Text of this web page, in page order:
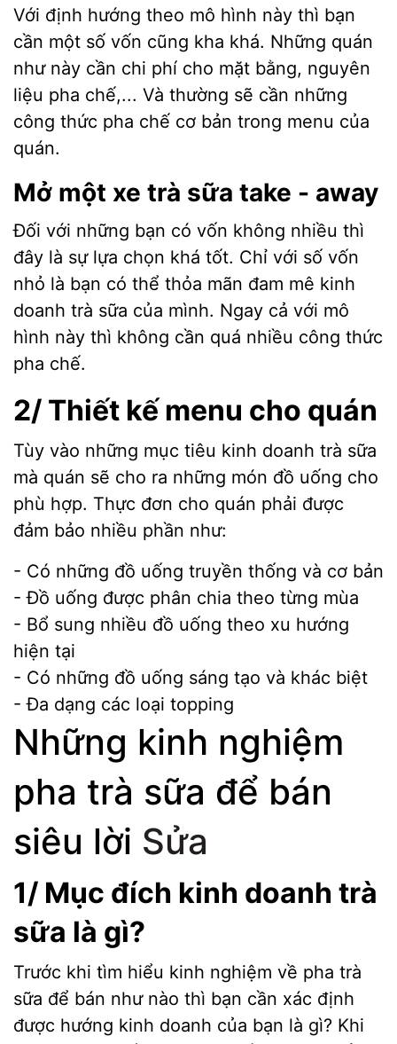
Với định hướng theo mô hình này thì bạn
cần một số vốn cũng kha khá. Những quán
như này cần chi phí cho mặt bằng, nguyên
liệu pha chế,... Và thường sẽ cần những
công thức pha chế cơ bản trong menu của
quán.
Mở một xe trà sữa take - away
Đối với những bạn có vốn không nhiều thì
đây là sự lựa chọn khá tốt. Chỉ với số vốn
nhỏ là bạn có thể thỏa mãn đam mê kinh
doanh trà sữa của mình. Ngay cả với mô
hình này thì không cần quá nhiều công thức
pha chế.
2/ Thiết kế menu cho quán
Tùy vào những mục tiêu kinh doanh trà sữa
mà quán sẽ cho ra những món đồ uống cho
phù hợp. Thực đơn cho quán phải được
đảm bảo nhiều phần như:
- Có những đồ uống truyền thống và cơ bản
- Đồ uống được phân chia theo từng mùa
- Bổ sung nhiều đồ uống theo xu hướng
hiện tại
- Có những đồ uống sáng tạo và khác biệt
- Đa dạng các loại topping
Những kinh nghiệm
pha trà sữa để bán
siêu lời Sửa
1/ Mục đích kinh doanh trà
sữa là gì?
Trước khi tìm hiểu kinh nghiệm về pha trà
sữa để bán như nào thì bạn cần xác định
được hướng kinh doanh của bạn là gì? Khi